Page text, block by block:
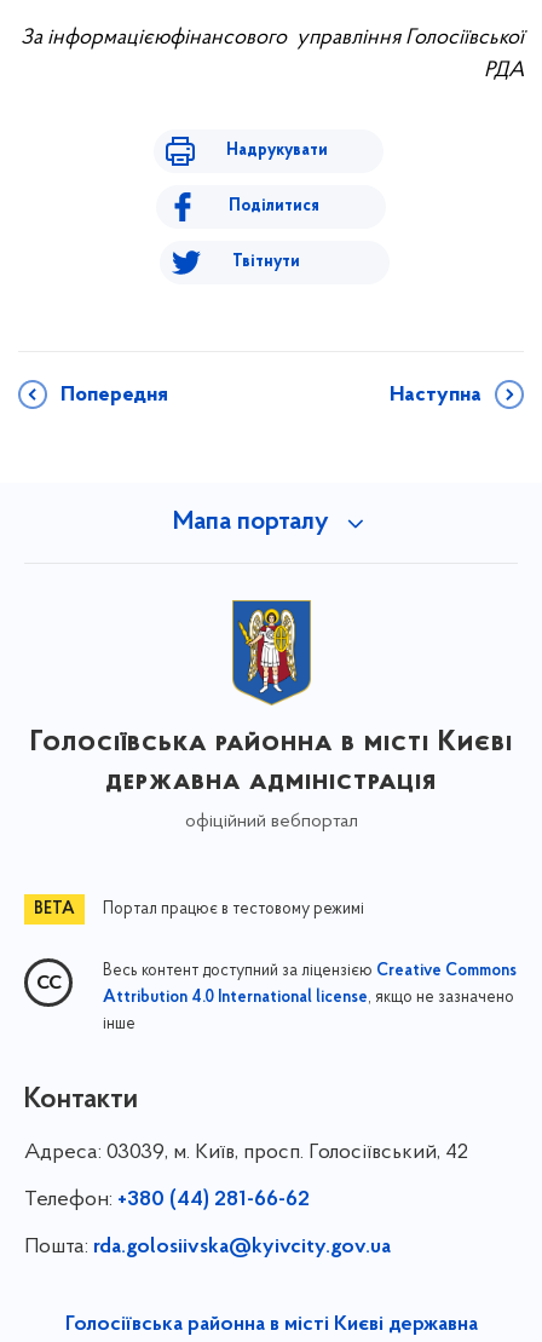
За інформацієюфінансового управління Голосіївської
РДА
Надрукувати
Поділитися
Твітнути
Попередня Наступна
Мапа порталу
Голосіївська районна в місті Києві
державна адміністрація
офіційний вебпортал
Портал працює в тестовому режимі
Весь контент доступний за ліцензією Creative Commons
Attribution 4.0 International license, якщо не зазначено
інше
Контакти
Адреса: 03039, м. Київ, просп. Голосіївський, 42
Телефон: +380 (44) 281-66-62
Пошта: rda.golosiivska@kyivcity.gov.ua
Голосіївська районна в місті Києві державна